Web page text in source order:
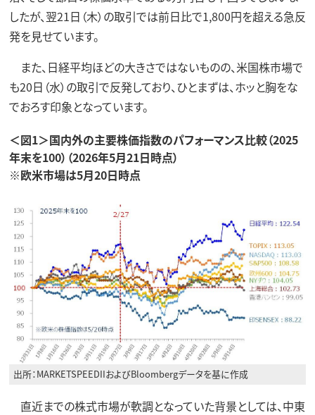
したが、翌21日（木）の取引では前日比で1,800円を超える急反
発を見せています。
また、日経平均ほどの大きさではないものの、米国株市場で
も20日（水）の取引で反発しており、ひとまずは、ホッと胸をな
でおろす印象となっています。
＜図1＞国内外の主要株価指数のパフォーマンス比較（2025
年末を100）（2026年5月21日時点）
※欧米市場は5月20日時点
出所：MARKETSPEEDIIおよびBloombergデータを基に作成
直近までの株式市場が軟調となっていた背景としては、中東